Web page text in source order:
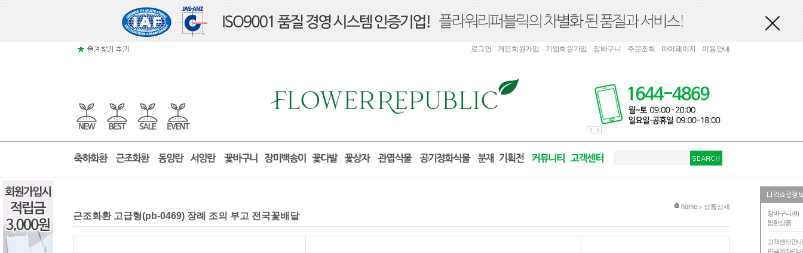
장바구니 (0)
찜한상품
고객센터안내
입금계좌안내
로그인 개인회원가입 기업회원가입 장바구니 주문조회 마이페이지 이용안내
현재 위치
home > 상품상세
근조화환 고급형(pb-0469) 장례 조의 부고 전국꽃배달